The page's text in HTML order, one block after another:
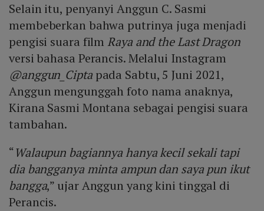
Selain itu, penyanyi Anggun C. Sasmi
membeberkan bahwa putrinya juga menjadi
pengisi suara film Raya and the Last Dragon
versi bahasa Perancis. Melalui Instagram
@anggun_Ciptapada Sabtu, 5 Juni 2021,
Anggun mengunggah foto nama anaknya,
Kirana Sasmi Montana sebagai pengisi suara
tambahan.
“Walaupun bagiannya hanya kecil sekali tapi
dia bangganya minta ampun dan saya pun ikut
bangga,” ujar Anggun yang kini tinggal di
Perancis.